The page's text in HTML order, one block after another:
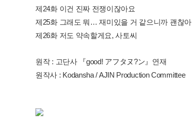
제24화 이건 진짜 전쟁이잖아요
제25화 그래도 뭐… 재미있을 거 같으니까 괜찮아
제26화 저도 약속할게요, 사토씨
원작 : 고단사 『good! アフタヌ?ン』연재
원작사 : Kodansha / AJIN Production Committee